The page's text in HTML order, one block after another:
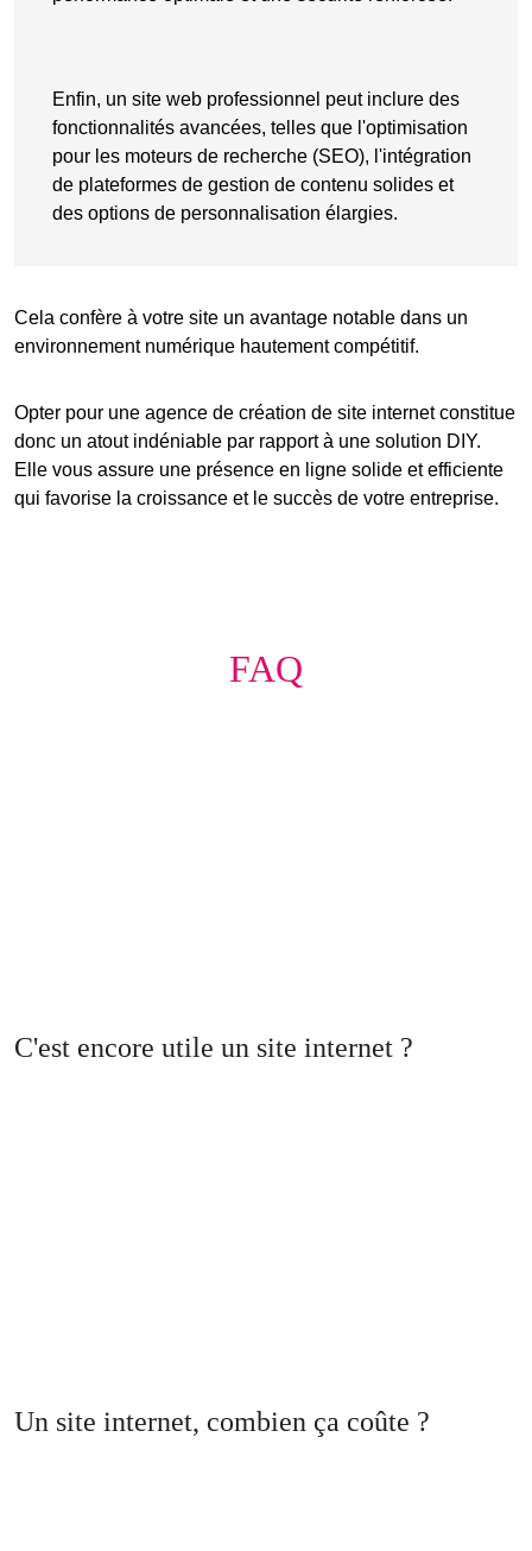
Enfin, un site web professionnel peut inclure des
fonctionnalités avancées, telles que l'optimisation
pour les moteurs de recherche (SEO), l'intégration
de plateformes de gestion de contenu solides et
des options de personnalisation élargies.
Cela confère à votre site un avantage notable dans un
environnement numérique hautement compétitif.
Opter pour une agence de création de site internetconstitue
donc un atout indéniable par rapport à une solution DIY.
Elle vous assure une présence en ligne solide et efficiente
qui favorise la croissance et le succès de votre entreprise.
FAQ
C'est encore utile un site internet ?
Un site internet, combien ça coûte ?